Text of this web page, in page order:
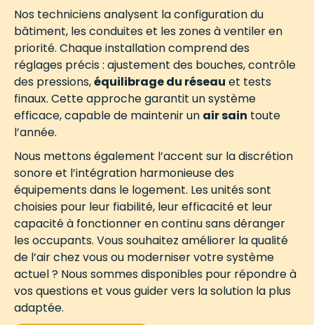
Nos techniciens analysent la configuration du
bâtiment, les conduites et les zones à ventiler en
priorité. Chaque installation comprend des
réglages précis : ajustement des bouches, contrôle
des pressions,équilibrage du réseau et tests
finaux. Cette approche garantit un système
efficace, capable de maintenir un air sain toute
l’année.
Nous mettons également l’accent sur la discrétion
sonore et l’intégration harmonieuse des
équipements dans le logement. Les unités sont
choisies pour leur fiabilité, leur efficacité et leur
capacité à fonctionner en continu sans déranger
les occupants. Vous souhaitez améliorer la qualité
de l’air chez vous ou moderniser votre système
actuel ? Nous sommes disponibles pour répondre à
vos questions et vous guider vers la solution la plus
adaptée.